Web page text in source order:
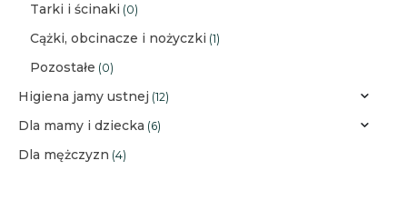
Tarki i ścinaki (0)
Cążki, obcinacze i nożyczki (1)
Pozostałe (0)
Higiena jamy ustnej (12)
Dla mamy i dziecka (6)
Dla mężczyzn (4)